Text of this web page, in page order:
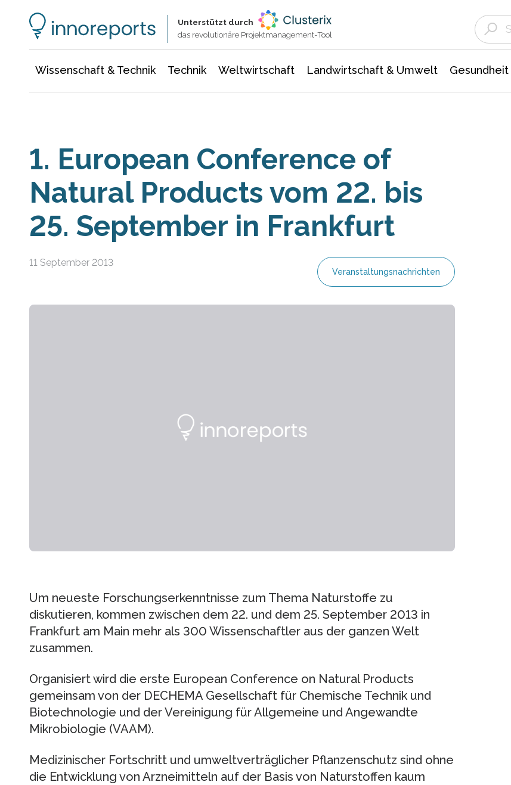
Unterstützt durch
das revolutionäre Projektmanagement-Tool
Wissenschaft & Technik Technik Weltwirtschaft Landwirtschaft & Umwelt
1. European Conference of
Natural Products vom 22. bis
25. September in Frankfurt
11 September 2013
Veranstaltungsnachrichten
Um neueste Forschungserkenntnisse zum Thema Naturstoffe zu
diskutieren, kommen zwischen dem 22. und dem 25. September 2013 in
Frankfurt am Main mehr als 300 Wissenschaftler aus der ganzen Welt
zusammen.
Organisiert wird die erste European Conference on Natural Products
gemeinsam von der DECHEMA Gesellschaft für Chemische Technik und
Biotechnologie und der Vereinigung für Allgemeine und Angewandte
Mikrobiologie (VAAM).
Medizinischer Fortschritt und umweltverträglicher Pflanzenschutz sind ohne
die Entwicklung von Arzneimitteln auf der Basis von Naturstoffen kaum